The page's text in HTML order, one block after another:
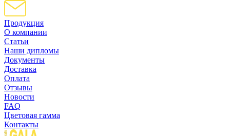
Продукция
О компании
Статьи
Наши дипломы
Документы
Доставка
Оплата
Отзывы
Новости
FAQ
Цветовая гамма
Контакты